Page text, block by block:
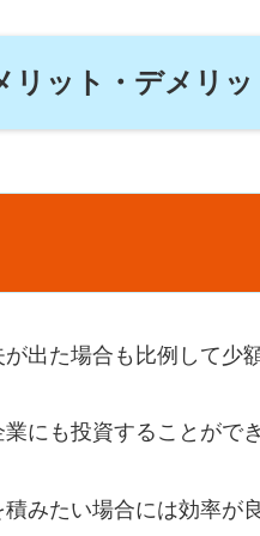
リット・デメリ
が出た場合も比例して少
業にも投資することがで
積みたい場合には効率が